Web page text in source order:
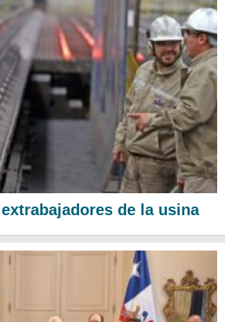
de la usina